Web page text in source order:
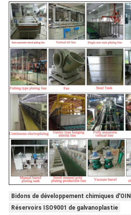
Bidons de développement chimiques d'OIN
Réservoirs ISO9001 de galvanoplastie